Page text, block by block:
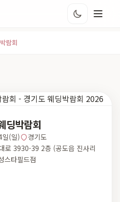
람회
딩박람회
(일)
경기도
로 3930-39 2층 (공도읍 진사리
스타필드점